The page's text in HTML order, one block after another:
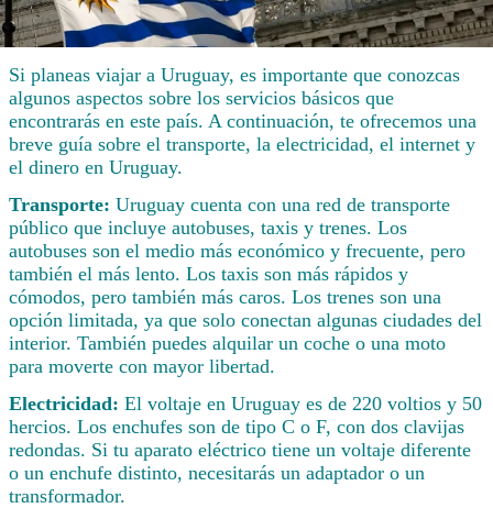
Si planeas viajar a Uruguay, es importante que conozcas
algunos aspectos sobre los servicios básicos que
encontrarás en este país. A continuación, te ofrecemos una
breve guía sobre el transporte, la electricidad, el internet y
el dinero en Uruguay.
Transporte: Uruguay cuenta con una red de transporte
público que incluye autobuses, taxis y trenes. Los
autobuses son el medio más económico y frecuente, pero
también el más lento. Los taxis son más rápidos y
cómodos, pero también más caros. Los trenes son una
opción limitada, ya que solo conectan algunas ciudades del
interior. También puedes alquilar un coche o una moto
para moverte con mayor libertad.
Electricidad: El voltaje en Uruguay es de 220 voltios y 50
hercios. Los enchufes son de tipo C o F, con dos clavijas
redondas. Si tu aparato eléctrico tiene un voltaje diferente
o un enchufe distinto, necesitarás un adaptador o un
transformador.